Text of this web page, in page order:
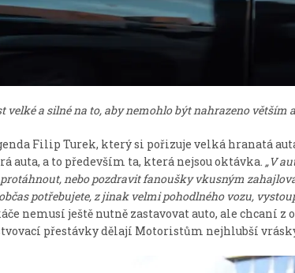
velké a silné na to, aby nemohlo být nahrazeno větším
Filip Turek, který si pořizuje velká hranatá
auta, a to především ta, která nejsou oktávka. „V
nebo pozdravit fanoušky vkusným
potřebujete, z jinak velmi pohodlného vozu,
nemusí ještě nutně zastavovat auto, ale chcaní z
přestávky dělají Motoristům nejhlubší